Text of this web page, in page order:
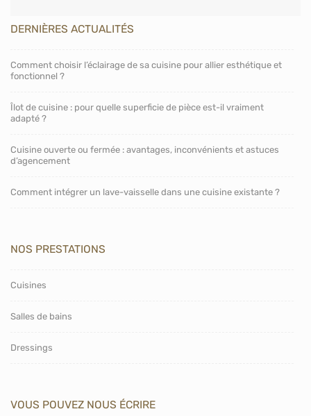
DERNIÈRES ACTUALITÉS
Comment choisir l’éclairage de sa cuisine pour allier esthétique et
fonctionnel ?
Îlot de cuisine : pour quelle superficie de pièce est-il vraiment
adapté ?
Cuisine ouverte ou fermée : avantages, inconvénients et astuces
d’agencement
Comment intégrer un lave-vaisselle dans une cuisine existante ?
NOS PRESTATIONS
Cuisines
Salles de bains
Dressings
VOUS POUVEZ NOUS ÉCRIRE